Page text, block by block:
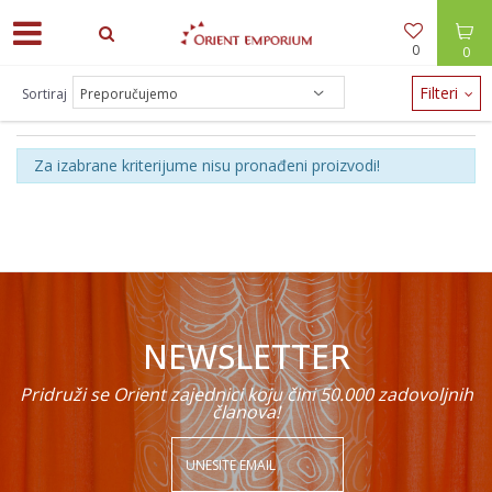
0
0
KUĆNI TEKSTIL
Sortiraj Filteri
Za izabrane kriterijume nisu pronađeni proizvodi!
NEWSLETTER
Pridruži se Orient zajednici koju čini 50.000 zadovoljnih
članova!